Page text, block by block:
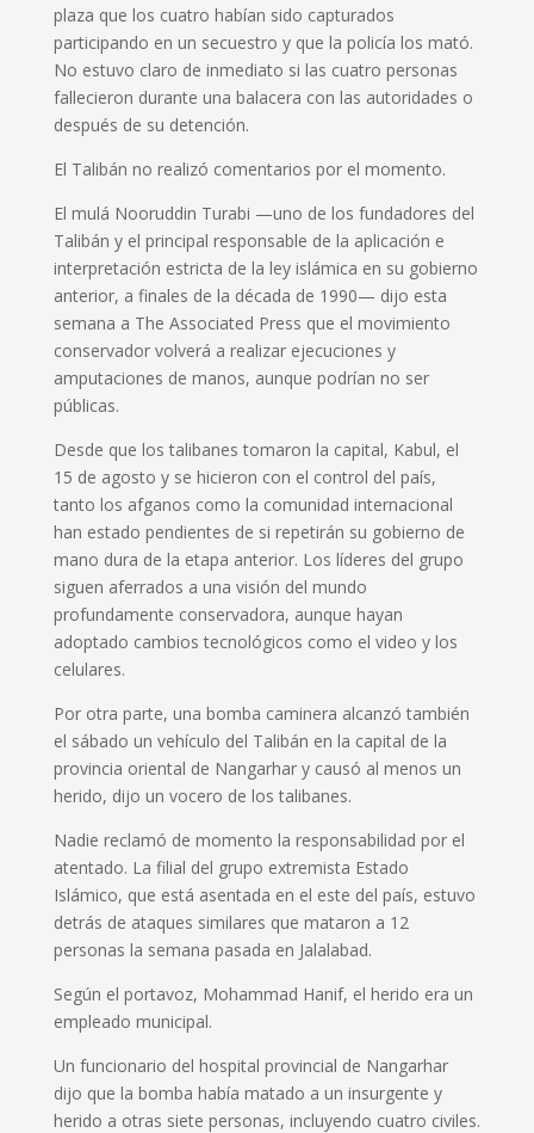
plaza que los cuatro habían sido capturados
participando en un secuestro y que la policía los mató.
No estuvo claro de inmediato si las cuatro personas
fallecieron durante una balacera con las autoridades o
después de su detención.
El Talibán no realizó comentarios por el momento.
El mulá Nooruddin Turabi —uno de los fundadores del
Talibán y el principal responsable de la aplicación e
interpretación estricta de la ley islámica en su gobierno
anterior, a finales de la década de 1990— dijo esta
semana a The Associated Press que el movimiento
conservador volverá a realizar ejecuciones y
amputaciones de manos, aunque podrían no ser
públicas.
Desde que los talibanes tomaron la capital, Kabul, el
15 de agosto y se hicieron con el control del país,
tanto los afganos como la comunidad internacional
han estado pendientes de si repetirán su gobierno de
mano dura de la etapa anterior. Los líderes del grupo
siguen aferrados a una visión del mundo
profundamente conservadora, aunque hayan
adoptado cambios tecnológicos como el video y los
celulares.
Por otra parte, una bomba caminera alcanzó también
el sábado un vehículo del Talibán en la capital de la
provincia oriental de Nangarhar y causó al menos un
herido, dijo un vocero de los talibanes.
Nadie reclamó de momento la responsabilidad por el
atentado. La filial del grupo extremista Estado
Islámico, que está asentada en el este del país, estuvo
detrás de ataques similares que mataron a 12
personas la semana pasada en Jalalabad.
Según el portavoz, Mohammad Hanif, el herido era un
empleado municipal.
Un funcionario del hospital provincial de Nangarhar
dijo que la bomba había matado a un insurgente y
herido a otras siete personas, incluyendo cuatro civiles.